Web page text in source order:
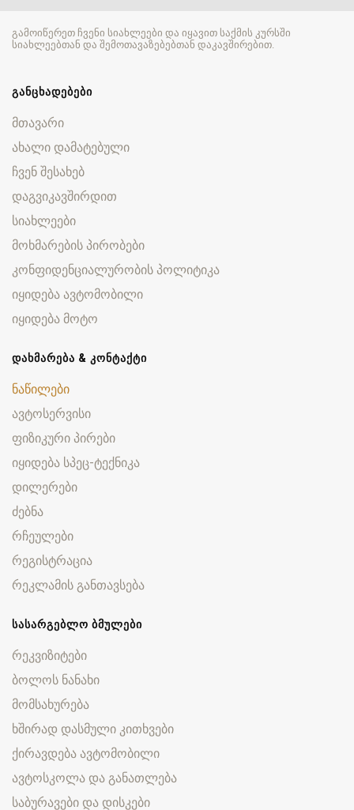
გამოიწერეთ ჩვენი სიახლეები და იყავით საქმის კურსში
სიახლეებთან და შემოთავაზებებთან დაკავშირებით.
ᲒᲐᲜᲪᲮᲐᲓᲔᲑᲔᲑᲘ
მთავარი
ახალი დამატებული
ჩვენ შესახებ
დაგვიკავშირდით
სიახლეები
მოხმარების პირობები
კონფიდენციალურობის პოლიტიკა
იყიდება ავტომობილი
იყიდება მოტო
ᲓᲐᲮᲛᲐᲠᲔᲑᲐ & ᲙᲝᲜᲢᲐᲥᲢᲘ
ნაწილები
ავტოსერვისი
ფიზიკური პირები
იყიდება სპეც-ტექნიკა
დილერები
ძებნა
რჩეულები
რეგისტრაცია
რეკლამის განთავსება
ᲡᲐᲡᲐᲠᲒᲔᲑᲚᲝ ᲑᲛᲣᲚᲔᲑᲘ
რეკვიზიტები
ბოლოს ნანახი
მომსახურება
ხშირად დასმული კითხვები
ქირავდება ავტომობილი
ავტოსკოლა და განათლება
საბურავები და დისკები